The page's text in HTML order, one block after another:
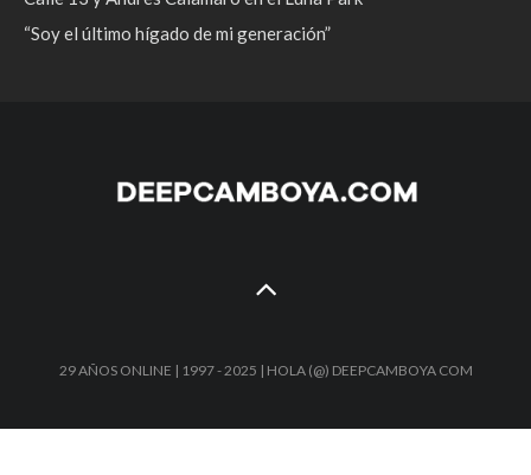
“Soy el último hígado de mi generación”
29 AÑOS ONLINE | 1997 - 2025 | HOLA (@) DEEPCAMBOYA COM